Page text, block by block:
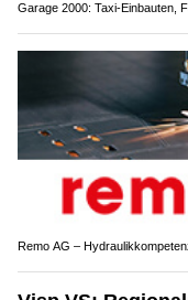
Garage 2000: Taxi-Einbauten,
Remo AG –